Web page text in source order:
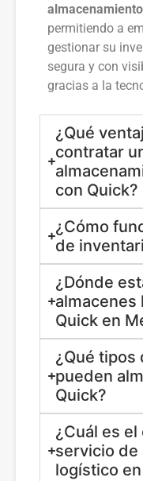
permitiendo a
gestionar su
segura y con
gracias a la
¿Qué
contratar
con Quick?
¿Cómo
de
¿Dónde
almacenes
Quick en
¿Qué tipos
pueden
Quick?
¿Cuál es
servicio de
logístico